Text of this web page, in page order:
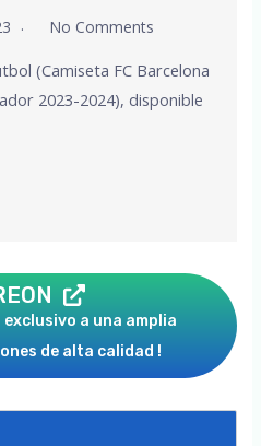
No Comments
(Camiseta FC Barcelona
2023-2024), disponible
exclusivo a una amplia
de alta calidad !